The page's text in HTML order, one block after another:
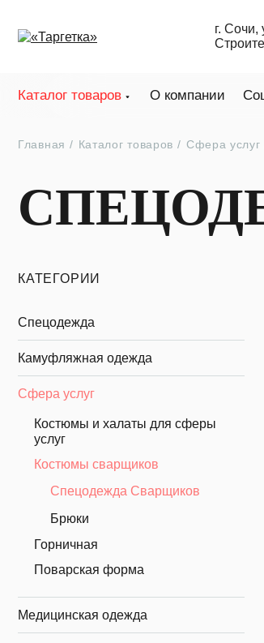
г. Сочи,
Каталог товаров О компании
Главная Каталог товаров Сфера услуг
КАТЕГОРИИ
Спецодежда
Камуфляжная одежда
Сфера услуг
Костюмы и халаты для сферы
услуг
Костюмы сварщиков
Спецодежда Сварщиков
Брюки
Горничная
Поварская форма
Медицинская одежда